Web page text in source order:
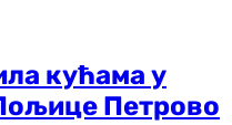
кућама у
Петрово